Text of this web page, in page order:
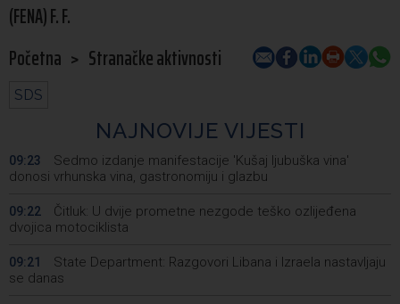
(FENA) F. F.
Početna > Stranačke aktivnosti
SDS
NAJNOVIJE VIJESTI
09:23
Sedmo izdanje manifestacije 'Kušaj ljubuška vina'
donosi vrhunska vina, gastronomiju i glazbu
09:22
Čitluk: U dvije prometne nezgode teško ozlijeđena
dvojica motociklista
09:21
State Department: Razgovori Libana i Izraela nastavljaju
se danas